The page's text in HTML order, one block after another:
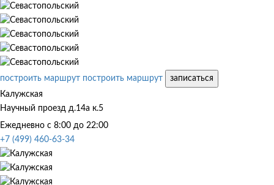
построить маршрут построить маршрут
записаться
Калужская
Научный проезд д.14а к.5
Ежедневно с 8:00 до 22:00
+7 (499) 460-63-34